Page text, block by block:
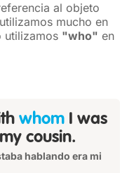
al objeto
mucho en
utilizamos "who" en
whom I was
cousin.
hablando era mi